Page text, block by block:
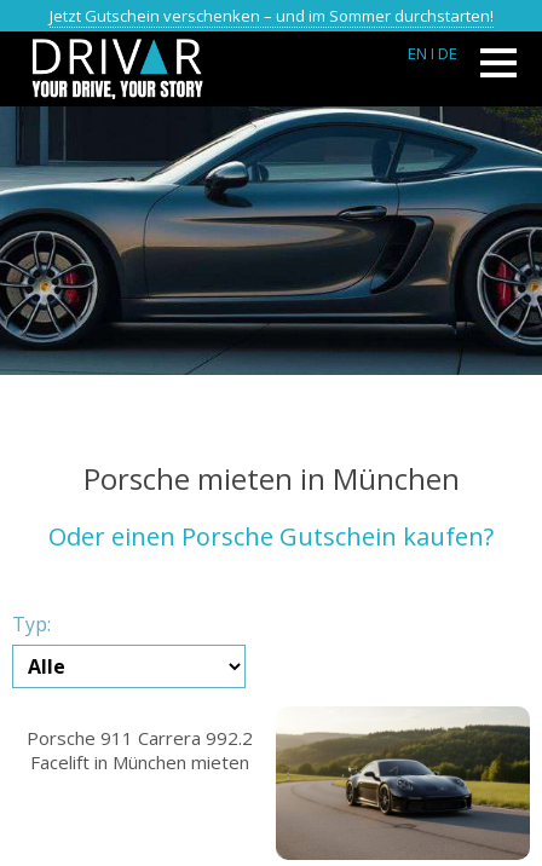
Jetzt Gutschein verschenken – und im Sommer durchstarten!
EN I DE
Porsche mieten in München
Oder einen Porsche Gutschein kaufen?
Typ:
Porsche 911 Carrera 992.2
Facelift in München mieten